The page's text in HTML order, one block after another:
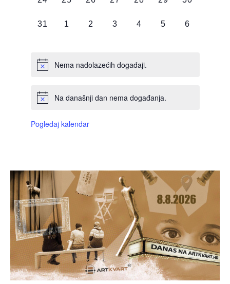
0
31
0
1
0
2
0
3
0
4
0
5
0
6
Nema nadolazećih događaji.
Na današnji dan nema događanja.
Pogledaj kalendar